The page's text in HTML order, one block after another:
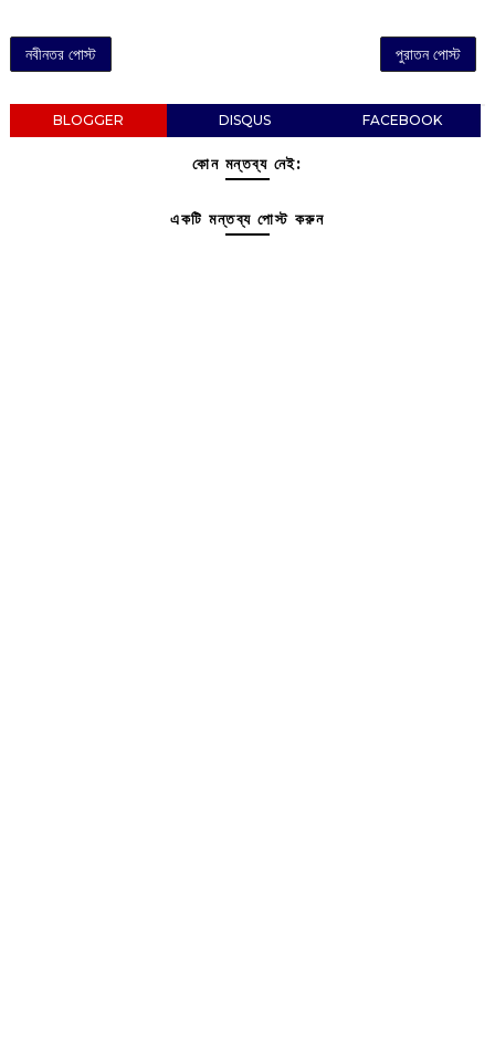
নবীনতর পোস্ট পুরাতন পোস্ট
BLOGGER DISQUS FACEBOOK
কোন মন্তব্য নেই:
একটি মন্তব্য পোস্ট করুন